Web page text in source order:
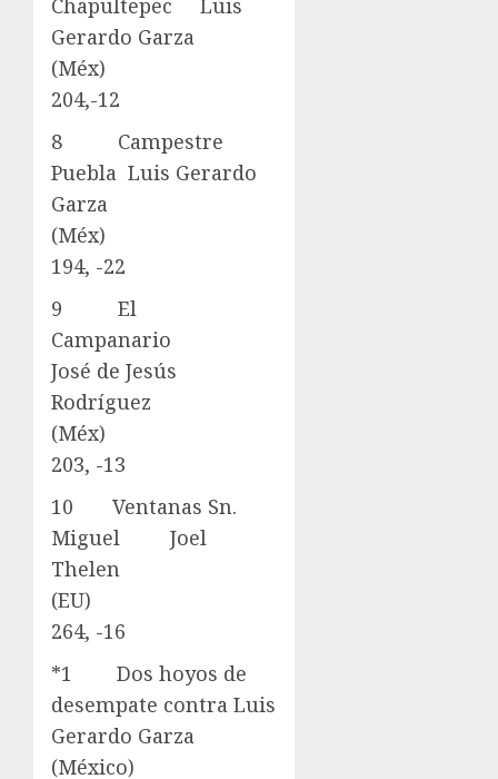
Chapultepec Luis
Gerardo Garza
(Méx)
204,-12
8 Campestre
Puebla Luis Gerardo
Garza
(Méx)
194, -22
9 El
Campanario
José de Jesús
Rodríguez
(Méx)
203, -13
10 Ventanas Sn.
Miguel Joel
Thelen
(EU)
264, -16
*1 Dos hoyos de
desempate contra Luis
Gerardo Garza
(México)